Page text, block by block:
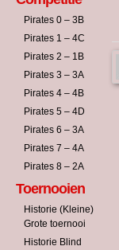
Pirates 0 – 3B
Pirates 1 – 4C
Pirates 2 – 1B
Pirates 3 – 3A
Pirates 4 – 4B
Pirates 5 – 4D
Pirates 6 – 3A
Pirates 7 – 4A
Pirates 8 – 2A
Toernooien
Historie (Kleine)
Grote toernooi
Historie Blind